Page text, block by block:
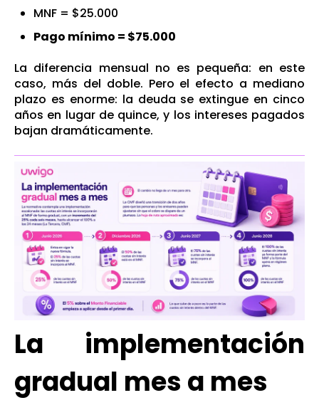
MNF = $25.000
Pago mínimo = $75.000
La diferencia mensual no es pequeña: en este
caso, más del doble. Pero el efecto a mediano
plazo es enorme: la deuda se extingue en cinco
años en lugar de quince, y los intereses pagados
bajan dramáticamente.
La implementación
gradual mes a mes